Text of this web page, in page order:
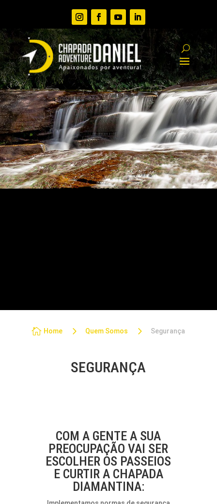
 Home 5 Quem Somos 5 Segurança
SEGURANÇA
COM A GENTE A SUA
PREOCUPAÇÃO VAI SER
ESCOLHER OS PASSEIOS
E CURTIR A CHAPADA
DIAMANTINA: